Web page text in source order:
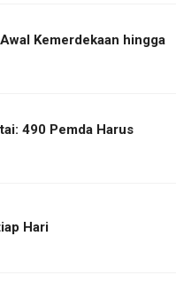
Kemerdekaan hingga
490 Pemda Harus
Hari